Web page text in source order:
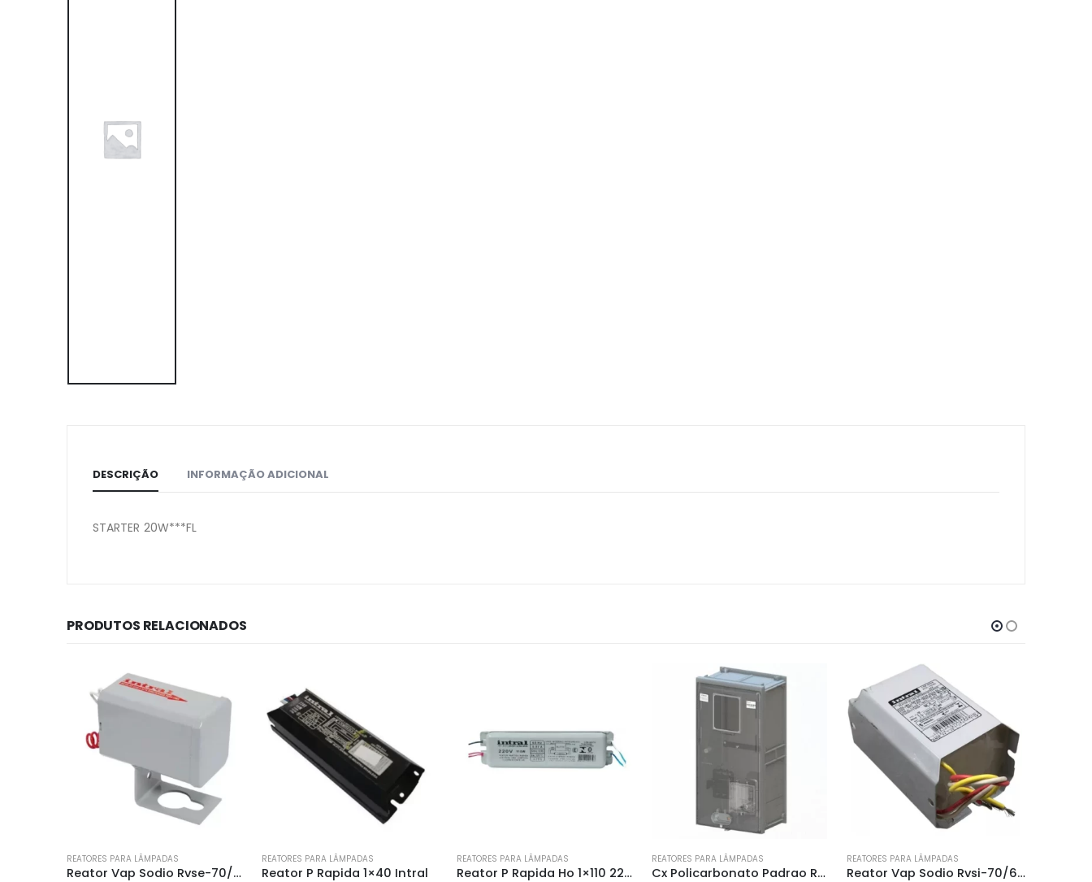
DESCRIÇÃO INFORMAÇÃO ADICIONAL
STARTER 20W***FL
PRODUTOS RELACIONADOS
REATORES PARA LÂMPADAS
Reator P Rapida 1×40 Intral
REATORES PARA LÂMPADAS REATORES PARA LÂMPADAS
Cx Policarbonato Padrao Rge Tri
REATORES PARA LÂMPADAS
Reator Vap Sodio Rvsi-70/62 Afp
REATORES PARA LÂMPADAS
Reator Vapor Mercurio 125w